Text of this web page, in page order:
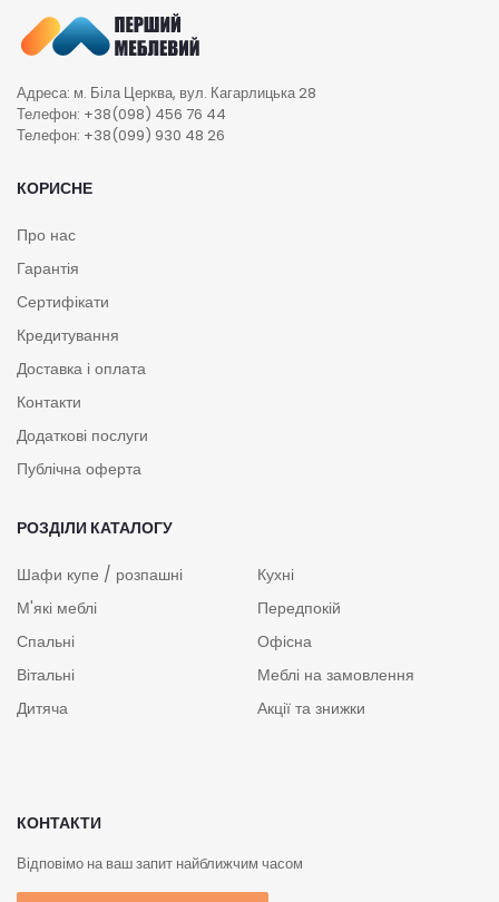
Адреса: м. Біла Церква, вул. Кагарлицька 28
Телефон: +38(098) 456 76 44
Телефон: +38(099) 930 48 26
КОРИСНЕ
Про нас
Гарантія
Сертифікати
Кредитування
Доставка і оплата
Контакти
Додаткові послуги
Публічна оферта
РОЗДІЛИ КАТАЛОГУ
Шафи купе / розпашні
М'які меблі
Спальні
Вітальні
Дитяча
Кухні
Передпокій
Офісна
Меблі на замовлення
Акції та знижки
КОНТАКТИ
Відповімо на ваш запит найближчим часом